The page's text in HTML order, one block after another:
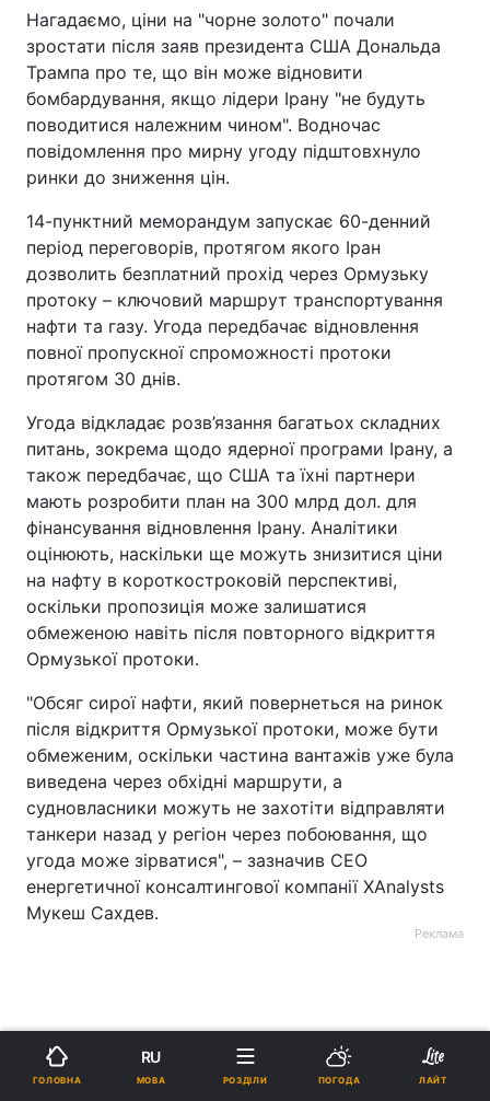
Нагадаємо, ціни на "чорне золото" почали
зростати після заяв президента США Дональда
Трампа про те, що він може відновити
бомбардування, якщо лідери Ірану "не будуть
поводитися належним чином". Водночас
повідомлення про мирну угоду підштовхнуло
ринки до зниження цін.
14-пунктний меморандум запускає 60-денний
період переговорів, протягом якого Іран
дозволить безплатний прохід через Ормузьку
протоку – ключовий маршрут транспортування
нафти та газу. Угода передбачає відновлення
повної пропускної спроможності протоки
протягом 30 днів.
Угода відкладає розв’язання багатьох складних
питань, зокрема щодо ядерної програми Ірану, а
також передбачає, що США та їхні партнери
мають розробити план на 300 млрд дол. для
фінансування відновлення Ірану. Аналітики
оцінюють, наскільки ще можуть знизитися ціни
на нафту в короткостроковій перспективі,
оскільки пропозиція може залишатися
обмеженою навіть після повторного відкриття
Ормузької протоки.
"Обсяг сирої нафти, який повернеться на ринок
після відкриття Ормузької протоки, може бути
обмеженим, оскільки частина вантажів уже була
виведена через обхідні маршрути, а
судновласники можуть не захотіти відправляти
танкери назад у регіон через побоювання, що
угода може зірватися", – зазначив CEO
енергетичної консалтингової компанії XAnalysts
Мукеш Сахдев.
Реклама
ГОЛОВНА
RU
МОВА РОЗДІЛИ ПОГОДА ЛАЙТ